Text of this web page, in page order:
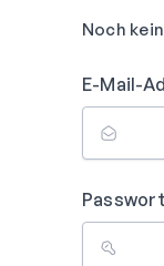
Noch
E-Mail-
Passwort